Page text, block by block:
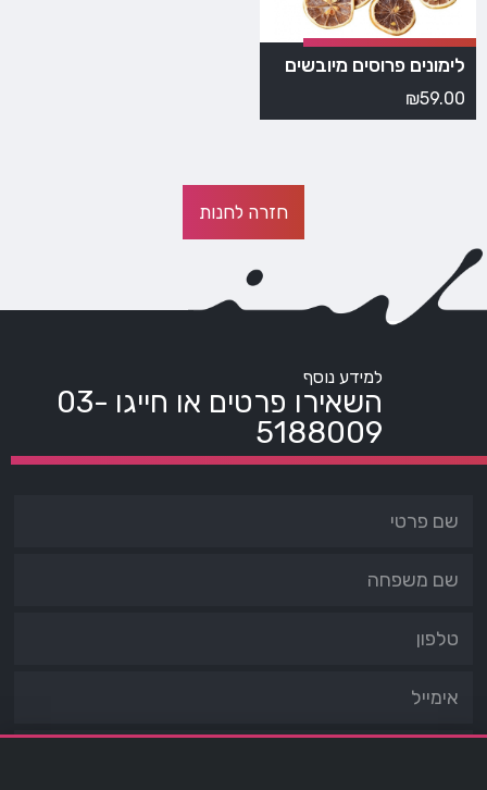
לימונים פרוסים מיובשים
₪59.00
חזרה לחנות
למידע נוסף
השאירו פרטים או חייגו 03-
5188009